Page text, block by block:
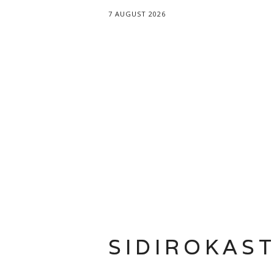
7 AUGUST 2026